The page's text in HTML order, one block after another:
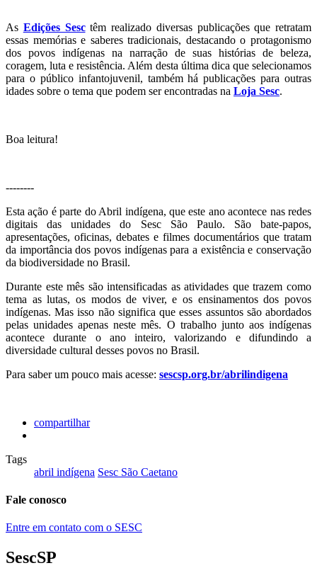
As Edições Sesctêm realizado diversas publicações que retratam
essas memórias e saberes tradicionais, destacando o protagonismo
dos povos indígenas na narração de suas histórias de beleza,
coragem, luta e resistência. Além desta última dica que selecionamos
para o público infantojuvenil, também há publicações para outras
idades sobre o tema que podem ser encontradas na Loja Sesc.
Boa leitura!
--------
Esta ação é parte do Abril indígena, que este ano acontece nas redes
digitais das unidades do Sesc São Paulo. São bate-papos,
apresentações, oficinas, debates e filmes documentários que tratam
da importância dos povos indígenas para a existência e conservação
da biodiversidade no Brasil.
Durante este mês são intensificadas as atividades que trazem como
tema as lutas, os modos de viver, e os ensinamentos dos povos
indígenas. Mas isso não significa que esses assuntos são abordados
pelas unidades apenas neste mês. O trabalho junto aos indígenas
acontece durante o ano inteiro, valorizando e difundindo a
diversidade cultural desses povos no Brasil.
Para saber um pouco mais acesse: sescsp.org.br/abrilindigena
compartilhar
Tags
abril indígena Sesc São Caetano
Fale conosco
Entre em contato com o SESC
SescSP